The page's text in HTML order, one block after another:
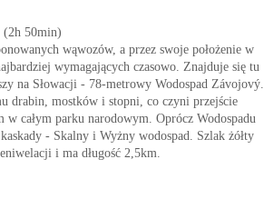
50min)
wąwozów, a przez swoje położenie w
wymagających czasowo. Znajduje się tu
na Słowacji - 78-metrowy Wodospad Závojový.
drabin, mostków i stopni, co czyni przejście
w całym parku narodowym. Oprócz Wodospadu
- Skalny i Wyżny wodospad. Szlak żółty
i ma długość 2,5km.